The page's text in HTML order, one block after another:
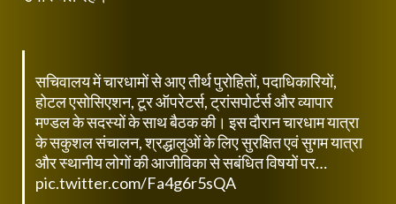
सचिवालय में चारधामों से आए तीर्थ पुरोहितों, पदाधिकारियों,
होटल एसोसिएशन, टूर ऑपरेटर्स, ट्रांसपोर्टर्स और व्यापार
मण्डल के सदस्यों के साथ बैठक की। इस दौरान चारधाम यात्रा
के सकुशल संचालन, श्रद्धालुओं के लिए सुरक्षित एवं सुगम यात्रा
और स्थानीय लोगों की आजीविका से सबंधित विषयों पर…
pic.twitter.com/Fa4g6r5sQA